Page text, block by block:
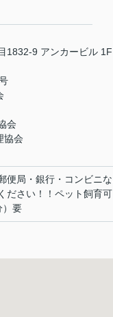
1832-9 アンカービル 1F
会
協会
便局・銀行・コンビニ
ださい！！ペット飼育
）要